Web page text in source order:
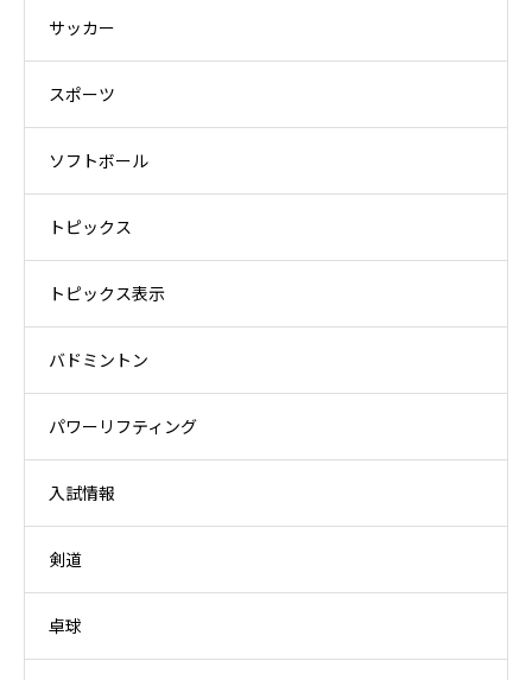
サッカー
スポーツ
ソフトボール
トピックス
トピックス表示
バドミントン
パワーリフティング
入試情報
剣道
卓球